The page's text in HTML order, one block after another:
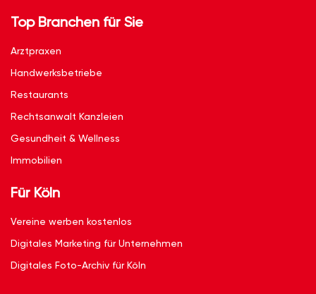
Top Branchen für Sie
Arztpraxen
Handwerksbetriebe
Restaurants
Rechtsanwalt Kanzleien
Gesundheit & Wellness
Immobilien
Für Köln
Vereine werben kostenlos
Digitales Marketing für Unternehmen
Digitales Foto-Archiv für Köln